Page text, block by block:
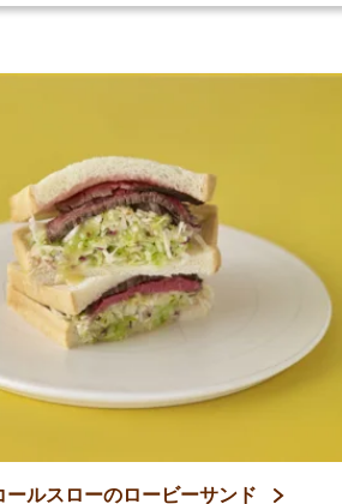
ールスローのロービーサンド